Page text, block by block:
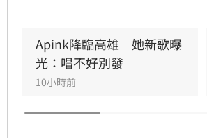
熱情應援，尖叫與歡呼聲一路未
HIGHLIGHT壓軸接管舞台，將
潮。
Apink降臨高雄　她新歌曝
光：唱不好別發
10小時前